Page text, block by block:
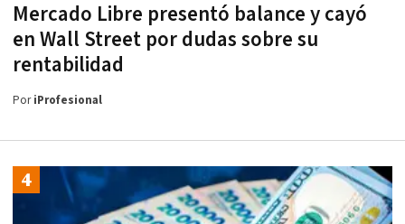
Mercado Libre presentó balance y cayó
en Wall Street por dudas sobre su
rentabilidad
PoriProfesional